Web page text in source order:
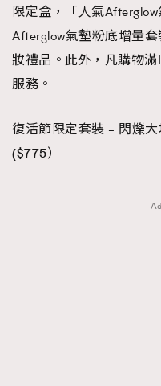
限定盒，「人氣
Afterglow氣墊粉底增量套
妝禮品。此外，凡購物
服務。
復活節限定套裝 – 閃爍
($775）